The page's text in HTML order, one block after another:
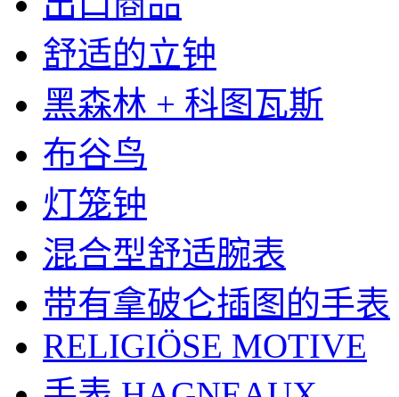
舒适的立钟
黑森林 + 科图瓦斯
布谷鸟
灯笼钟
混合型舒适腕表
带有拿破仑插图的手表
RELIGIÖSE MOTIVE